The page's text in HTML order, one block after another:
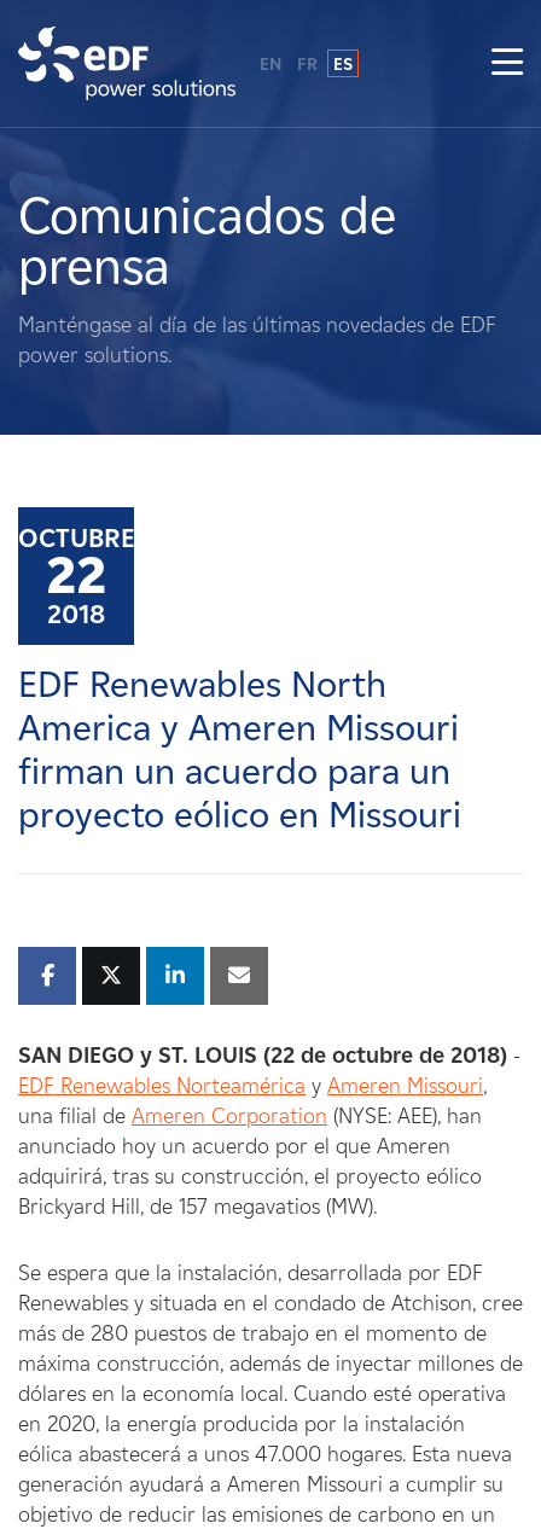
Sobre nosotros
Qué hacemos
Terratenientes
Carreras
Noticias
Contacte con
Afiliados
EN FR ES
Comunicados de
prensa
Manténgase al día de las últimas novedades de EDF
power solutions.
OCTUBRE
22
2018
EDF Renewables North
America y Ameren Missouri
firman un acuerdo para un
proyecto eólico en Missouri
SAN DIEGO y ST. LOUIS (22 de octubre de 2018) -
EDF Renewables Norteamérica y Ameren Missouri,
una filial de Ameren Corporation (NYSE: AEE), han
anunciado hoy un acuerdo por el que Ameren
adquirirá, tras su construcción, el proyecto eólico
Brickyard Hill, de 157 megavatios (MW).
Se espera que la instalación, desarrollada por EDF
Renewables y situada en el condado de Atchison, cree
más de 280 puestos de trabajo en el momento de
máxima construcción, además de inyectar millones de
dólares en la economía local. Cuando esté operativa
en 2020, la energía producida por la instalación
eólica abastecerá a unos 47.000 hogares. Esta nueva
generación ayudará a Ameren Missouri a cumplir su
objetivo de reducir las emisiones de carbono en un